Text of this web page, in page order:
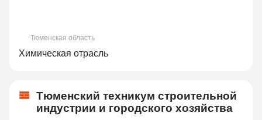
Тюменская область
Химическая отрасль
Тюменский техникум строительной
индустрии и городского хозяйства